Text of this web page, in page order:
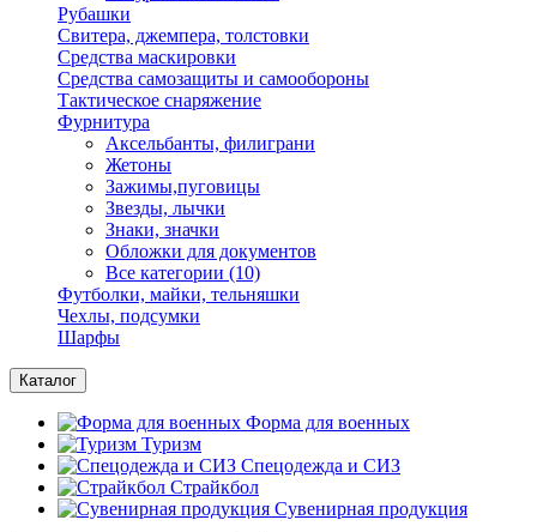
Рубашки
Свитера, джемпера, толстовки
Средства маскировки
Средства самозащиты и самообороны
Тактическое снаряжение
Фурнитура
Аксельбанты, филиграни
Жетоны
Зажимы,пуговицы
Звезды, лычки
Знаки, значки
Обложки для документов
Все категории (10)
Футболки, майки, тельняшки
Чехлы, подсумки
Шарфы
Каталог
Форма для военных
Туризм
Спецодежда и СИЗ
Страйкбол
Сувенирная продукция